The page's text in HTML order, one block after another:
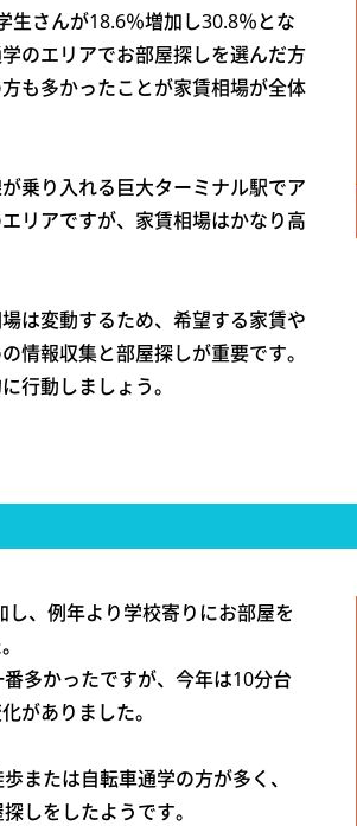
生さんが18.6％増加し30.8％とな
のエリアでお部屋探しを選んだ方
も多かったことが家賃相場が全体
乗り入れる巨大ターミナル駅でア
リアですが、家賃相場はかなり高
は変動するため、希望する家賃や
情報収集と部屋探しが重要です。
行動しましょう。
、例年より学校寄りにお部屋を
多かったですが、今年は10分台
がありました。
または自転車通学の方が多く、
しをしたようです。